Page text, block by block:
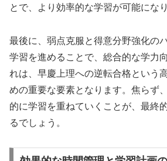
とで、より効率的な学習が可能になり
最後に、弱点克服と得意分野強化の
学習を進めることで、総合的な学力
れは、早慶上理への逆転合格という
めの重要な要素となります。焦らず
的に学習を重ねていくことが、最終
るでしょう。